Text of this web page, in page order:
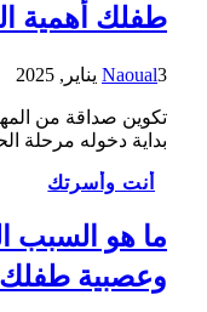
طفلك أهمية
Naoual3 يناير, 2025
تكوين صداقة من
بداية دخوله مرحلة
أنت وأسرتك
ما هو السبب
وعصبية